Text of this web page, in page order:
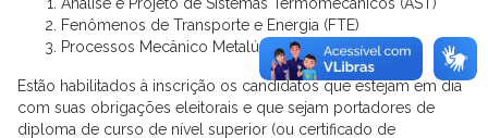
Fenômenos de Transporte e Energia (FTE)
Processos Mecânico Metalúrgicos (PMM)
Estão habilitados à inscrição os candidatos que estejam em dia
com suas obrigações eleitorais e que sejam portadores de
diploma de curso de nível superior (ou certificado de